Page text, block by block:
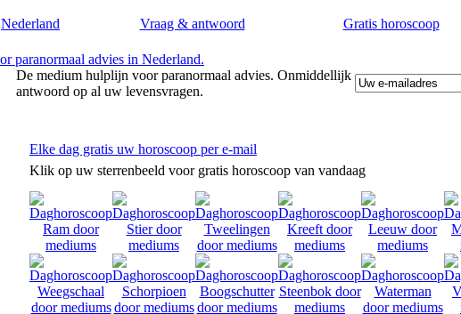
Nederland Vraag & antwoord Gratis horoscoop
De medium hulplijn voor paranormaal advies. Onmiddellijk
antwoord op al uw levensvragen.
Elke dag gratis uw horoscoop per e-mail
Klik op uw sterrenbeeld voor gratis horoscoop van vandaag